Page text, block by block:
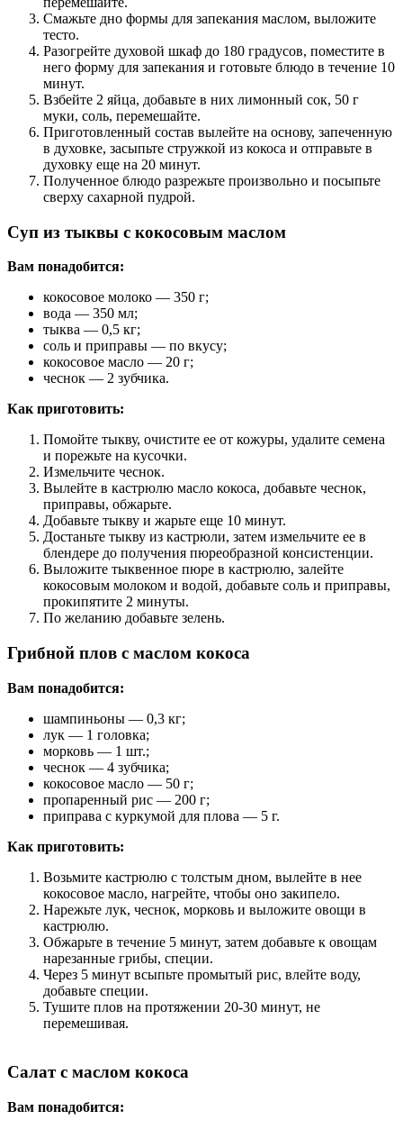
Смажьте дно формы для запекания маслом, выложите
тесто.
Разогрейте духовой шкаф до 180 градусов, поместите в
него форму для запекания и готовьте блюдо в течение 10
минут.
Взбейте 2 яйца, добавьте в них лимонный сок, 50 г
муки, соль, перемешайте.
Приготовленный состав вылейте на основу, запеченную
в духовке, засыпьте стружкой из кокоса и отправьте в
духовку еще на 20 минут.
Полученное блюдо разрежьте произвольно и посыпьте
сверху сахарной пудрой.
Суп из тыквы с кокосовым маслом
Вам понадобится:
кокосовое молоко — 350 г;
вода — 350 мл;
тыква — 0,5 кг;
соль и приправы — по вкусу;
кокосовое масло — 20 г;
чеснок — 2 зубчика.
Как приготовить:
Помойте тыкву, очистите ее от кожуры, удалите семена
и порежьте на кусочки.
Измельчите чеснок.
Вылейте в кастрюлю масло кокоса, добавьте чеснок,
приправы, обжарьте.
Добавьте тыкву и жарьте еще 10 минут.
Достаньте тыкву из кастрюли, затем измельчите ее в
блендере до получения пюреобразной консистенции.
Выложите тыквенное пюре в кастрюлю, залейте
кокосовым молоком и водой, добавьте соль и приправы,
прокипятите 2 минуты.
По желанию добавьте зелень.
Грибной плов с маслом кокоса
Вам понадобится:
шампиньоны — 0,3 кг;
лук — 1 головка;
морковь — 1 шт.;
чеснок — 4 зубчика;
кокосовое масло — 50 г;
пропаренный рис — 200 г;
приправа с куркумой для плова — 5 г.
Как приготовить:
Возьмите кастрюлю с толстым дном, вылейте в нее
кокосовое масло, нагрейте, чтобы оно закипело.
Нарежьте лук, чеснок, морковь и выложите овощи в
кастрюлю.
Обжарьте в течение 5 минут, затем добавьте к овощам
нарезанные грибы, специи.
Через 5 минут всыпьте промытый рис, влейте воду,
добавьте специи.
Тушите плов на протяжении 20-30 минут, не
перемешивая.
Салат с маслом кокоса
Вам понадобится: